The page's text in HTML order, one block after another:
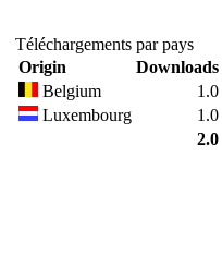
Téléchargements par pays
Origin
Downloads
Belgium
1.0
Luxembourg
1.0
2.0